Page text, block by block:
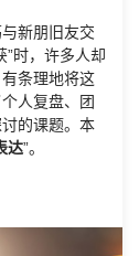
新朋旧友交
”时，许多人却
条理地将这
人复盘、团
的课题。本
达”。